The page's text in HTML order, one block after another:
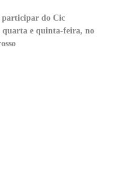
participar do Cic
quarta e quinta-feira, no